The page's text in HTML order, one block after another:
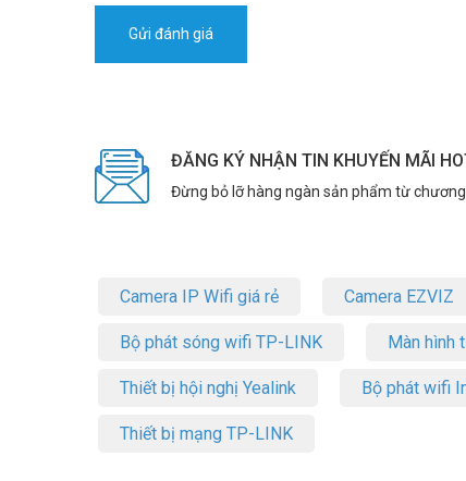
ĐĂNG KÝ NHẬN TIN KHUYẾN MÃI
Đừng bỏ lỡ hàng ngàn sản phẩm từ
Camera IP Wifi giá rẻ Camera EZVIZ
Bộ phát sóng wifi TP-LINK Màn hình
Thiết bị hội nghị Yealink Bộ phát wifi
Thiết bị mạng TP-LINK